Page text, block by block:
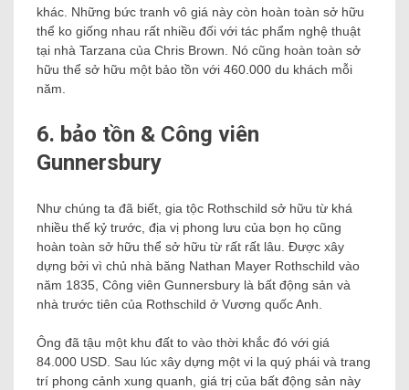
khác. Những bức tranh vô giá này còn hoàn toàn sở hữu
thể ko giống nhau rất nhiều đối với tác phẩm nghệ thuật
tại nhà Tarzana của Chris Brown. Nó cũng hoàn toàn sở
hữu thể sở hữu một bảo tồn với 460.000 du khách mỗi
năm.
6. bảo tồn & Công viên
Gunnersbury
Như chúng ta đã biết, gia tộc Rothschild sở hữu từ khá
nhiều thế kỷ trước, địa vị phong lưu của bọn họ cũng
hoàn toàn sở hữu thể sở hữu từ rất rất lâu. Được xây
dựng bởi vì chủ nhà băng Nathan Mayer Rothschild vào
năm 1835, Công viên Gunnersbury là bất động sản và
nhà trước tiên của Rothschild ở Vương quốc Anh.
Ông đã tậu một khu đất to vào thời khắc đó với giá
84.000 USD. Sau lúc xây dựng một vi la quý phái và trang
trí phong cảnh xung quanh, giá trị của bất động sản này